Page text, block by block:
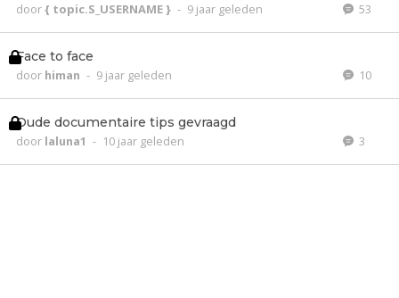
door{ topic.S_USERNAME } - 9 jaar geleden 53
Face to face
door himan - 9 jaar geleden 10
Oude documentaire tips gevraagd
door laluna1 - 10 jaar geleden 3